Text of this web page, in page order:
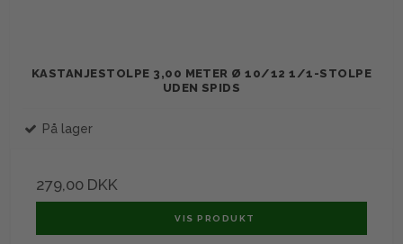
KASTANJESTOLPE 3,00 METER Ø 10/12 1/1-STOLPE
UDEN SPIDS
På lager
279,00 DKK
VIS PRODUKT